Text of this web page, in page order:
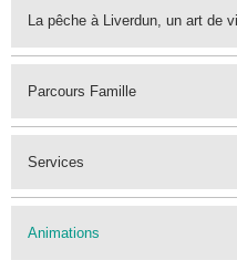
La pêche à Liverdun, un art de
Parcours Famille
Services
Animations